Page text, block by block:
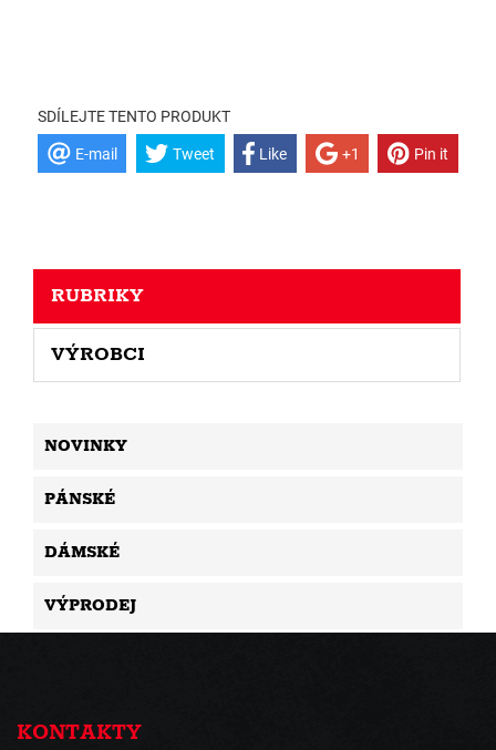
SDÍLEJTE TENTO PRODUKT
E-mail Tweet Like +1 Pin it
RUBRIKY
VÝROBCI
NOVINKY
PÁNSKÉ
DÁMSKÉ
VÝPRODEJ
KONTAKTY